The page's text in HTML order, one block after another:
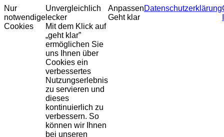
Nur
notwendige
Cookies
Unvergleichlich
lecker
Mit dem Klick auf
„geht klar”
ermöglichen Sie
uns Ihnen über
Cookies ein
verbessertes
Nutzungserlebnis
zu servieren und
dieses
kontinuierlich zu
verbessern. So
können wir Ihnen
bei unseren
Anpassen
Geht klar
Datenschutzerklärung